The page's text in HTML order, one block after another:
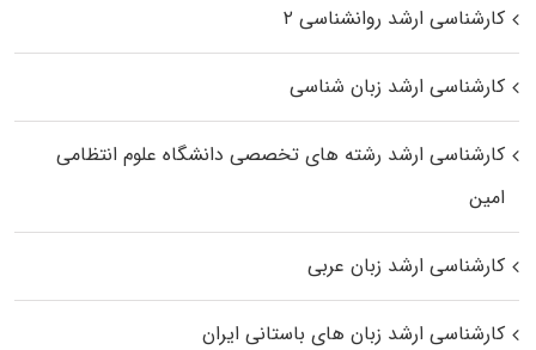
کارشناسی ارشد روانشناسی ۲
کارشناسی ارشد زبان شناسی
کارشناسی ارشد رﺷﺘﻪ ﻫﺎی تخصصی داﻧﺸﮕﺎه ﻋﻠﻮم انتظامی
اﻣﻴﻦ
کارشناسی ارشد زبان عربی
کارشناسی ارشد زبان‌ های باستانی ایران